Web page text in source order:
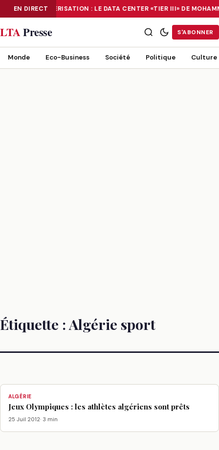
EN DIRECTNUMÉRISATION : LE DATA CENTER «TIER III» DE
NUMÉRISATION : LE DATA CENTER «TIER III» DE MOHAMMADIA, UN
LTAPresse S'ABONNER
Monde Eco-Business Société Politique Culture
Étiquette :Algérie sport
ALGÉRIE
Jeux Olympiques : les athlètes algériens sont prêts
25 Juil 2012· 3 min